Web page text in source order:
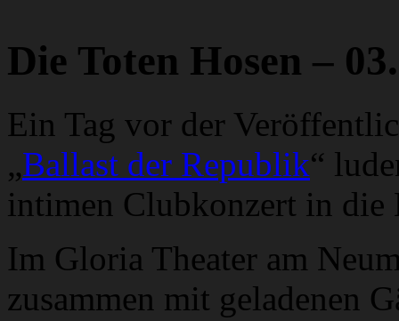
Die Toten Hosen –
Ein Tag vor der
„Ballast der Republik“
intimen Clubkonzert in die
Im Gloria Theater am
zusammen mit geladenen